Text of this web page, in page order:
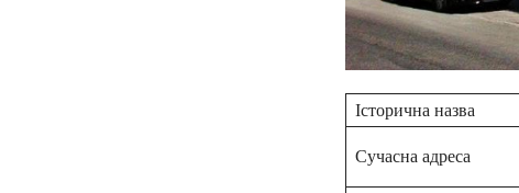
Історична назва
Сучасна адреса